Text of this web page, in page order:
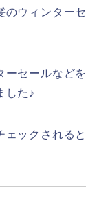
ウィンター
セールなど
した♪
ックされる